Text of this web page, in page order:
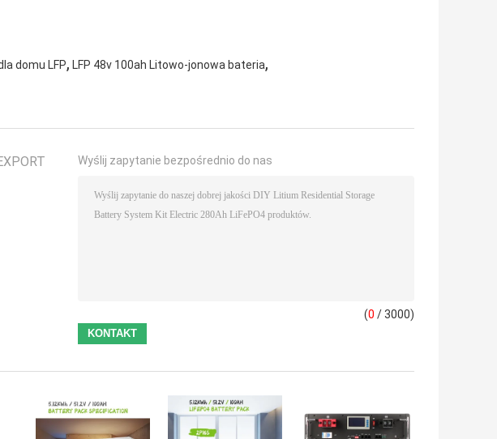
domu LFP, LFP 48v 100ah Litowo-jonowa bateria,
Wyślij zapytanie bezpośrednio do nas
(0 / 3000)